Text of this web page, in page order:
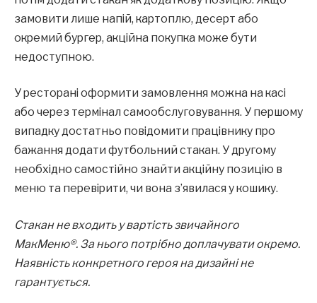
замовити лише напій, картоплю, десерт або
окремий бургер, акційна покупка може бути
недоступною.
У ресторані оформити замовлення можна на касі
або через термінал самообслуговування. У першому
випадку достатньо повідомити працівнику про
бажання додати футбольний стакан. У другому
необхідно самостійно знайти акційну позицію в
меню та перевірити, чи вона з’явилася у кошику.
Стакан не входить у вартість звичайного
МакМеню®. За нього потрібно доплачувати окремо.
Наявність конкретного героя на дизайні не
гарантується.